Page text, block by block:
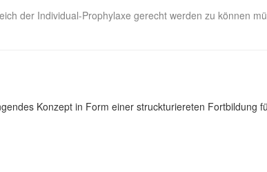
der Individual-Prophylaxe gerecht werden zu können
Konzept in Form einer struckturiereten Fortbildung